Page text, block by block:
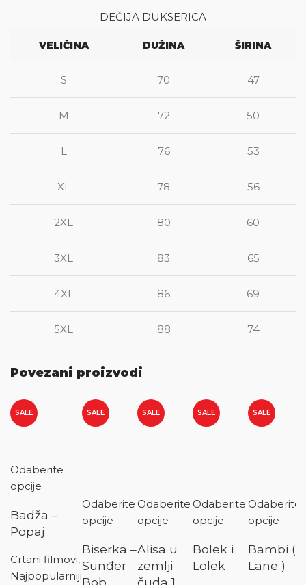
DEČIJA DUKSERICA
VELIČINA DUŽINA ŠIRINA
S 70 47
M 72 50
L 76 53
XL 78 56
2XL 80 60
3XL 83 65
4XL 86 69
5XL 88 74
Povezani proizvodi
SALE
Odaberite
opcije
Badža –
Popaj
Crtani filmovi,
Najpopularniji
SALE
Odaberite
opcije
Biserka –
Sunđer
Bob
SALE
Odaberite
opcije
Alisa u
zemlji
čuda 1
SALE
Odaberite
opcije
Bolek i
Lolek
SALE
Odaberite
opcije
Bambi (
Lane )